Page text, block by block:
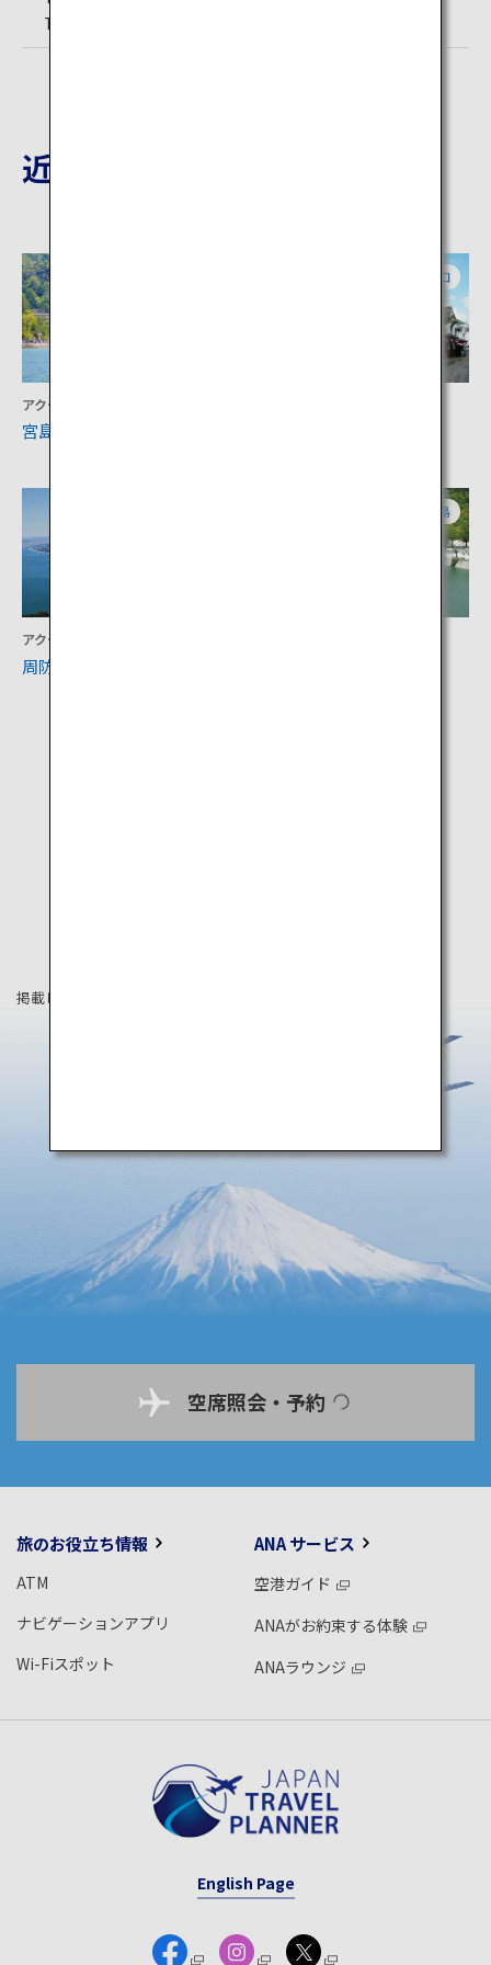
TEL:0827-29-5116 （岩国市観光振興課）
近隣の観光地
アクティビティ
宮島
山口
アクティビティ
周防大島
広島
掲載している情報は2025年7月時点の情報です。
空席照会・予約
旅のお役立ち情報
ATM
ナビゲーションアプリ
Wi-Fiスポット
ANA サービス
空港ガイド
ANAがお約束する体験
ANAラウンジ
English Page